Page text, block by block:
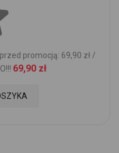
promocją: 69,90 zł /
69,90 zł